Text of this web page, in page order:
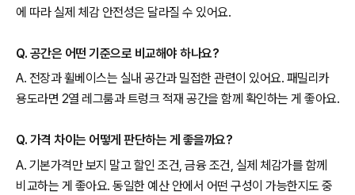
에 따라 실제 체감 안전성은 달라질 수 있어요.
Q. 공간은 어떤 기준으로 비교해야 하나요?
A. 전장과 휠베이스는 실내 공간과 밀접한 관련이 있어요. 패밀리카
용도라면 2열 레그룸과 트렁크 적재 공간을 함께 확인하는 게 좋아요.
Q. 가격 차이는 어떻게 판단하는 게 좋을까요?
A. 기본가격만 보지 말고 할인 조건, 금융 조건, 실제 체감가를 함께
비교하는 게 좋아요. 동일한 예산 안에서 어떤 구성이 가능한지도 중